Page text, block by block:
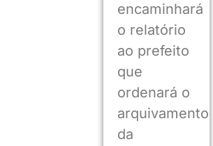
encaminhará
o relatório
ao prefeito
que
ordenará o
arquivamento
da